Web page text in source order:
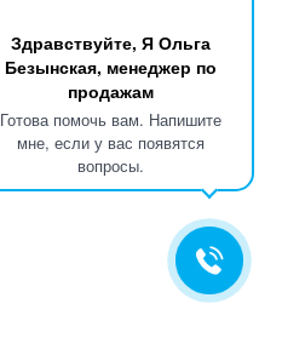
Здравствуйте, Я Ольга
Безынская, менеджер по
продажам
Готова помочь вам. Напишите
мне, если у вас появятся
вопросы.